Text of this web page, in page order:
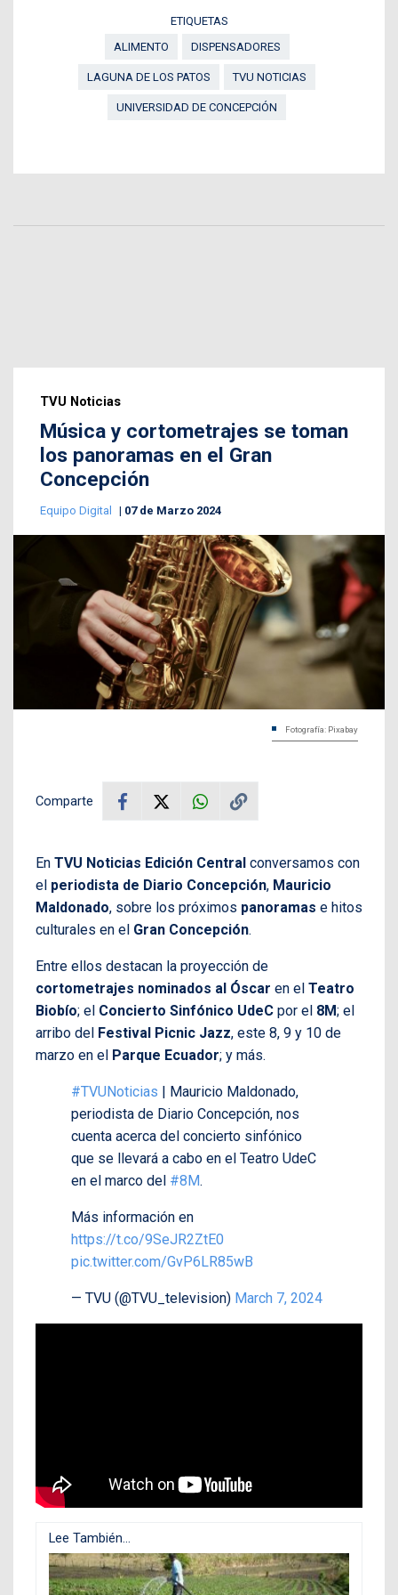
ETIQUETAS
ALIMENTO
DISPENSADORES
LAGUNA DE LOS PATOS TVU NOTICIAS
UNIVERSIDAD DE CONCEPCIÓN
TVU Noticias
Música y cortometrajes se toman
los panoramas en el Gran
Concepción
Equipo Digital 07 de Marzo 2024
Fotografía: Pixabay
Comparte
En TVU Noticias Edición Central conversamos con
el periodista de Diario Concepción, Mauricio
Maldonado, sobre los próximos panoramas e hitos
culturales en el Gran Concepción.
Entre ellos destacan la proyección de
cortometrajes nominados al Óscar en el Teatro
Biobío; el Concierto Sinfónico UdeC por el 8M; el
arribo del Festival Picnic Jazz, este 8, 9 y 10 de
marzo en el Parque Ecuador; y más.
#TVUNoticias | Mauricio Maldonado,
periodista de Diario Concepción, nos
cuenta acerca del concierto sinfónico
que se llevará a cabo en el Teatro UdeC
en el marco del #8M.
Más información en
https://t.co/9SeJR2ZtE0
pic.twitter.com/GvP6LR85wB
— TVU (@TVU_television) March 7, 2024
Lee También...